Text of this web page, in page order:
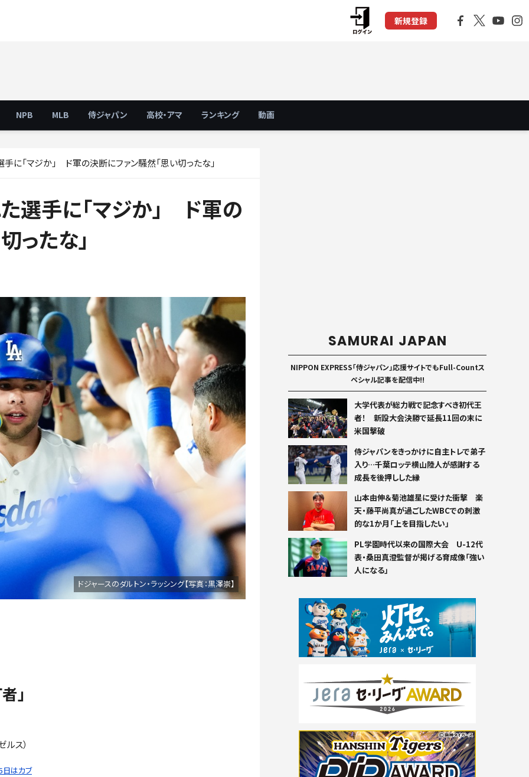
新規登録
NPB MLB 侍ジャパン 高校・アマ ランキング 動画
に「マジか」 ド軍の決断にファン騒然「思い切ったな」
選手に「マジか」 ド軍の
ったな」
ドジャースのダルトン・ラッシング【写真：黒澤崇】
」
ルス）
はカブ
SAMURAI JAPAN
NIPPON EXPRESS「侍ジャパン」応援サイトでもFull-Countス
ペシャル記事を配信中!!
大学代表が総力戦で記念すべき初代王
者！ 新設大会決勝で延長11回の末に
米国撃破
侍ジャパンをきっかけに自主トレで弟子
入り…千葉ロッテ横山陸人が感謝する
成長を後押しした縁
山本由伸＆菊池雄星に受けた衝撃 楽
天・藤平尚真が過ごしたWBCでの刺激
的な1か月「上を目指したい」
PL学園時代以来の国際大会 U-12代
表・桑田真澄監督が掲げる育成像「強い
人になる」